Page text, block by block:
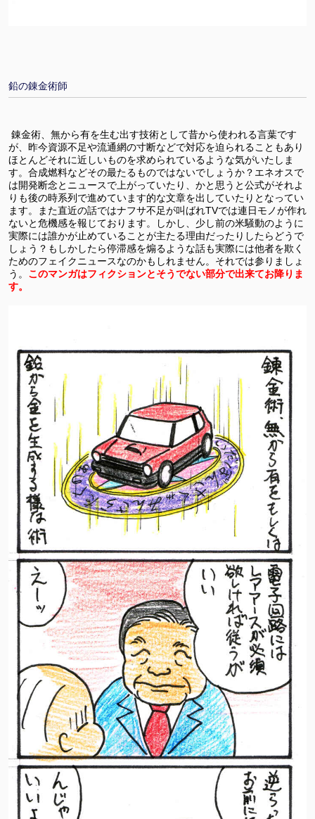
鉛の錬金術師
錬金術、無から有を生む出す技術として昔から使われる言葉です
が、昨今資源不足や流通網の寸断などで対応を迫られることもあり
ほとんどそれに近しいものを求められているような気がいたしま
す。合成燃料などその最たるものではないでしょうか？エネオスで
は開発断念とニュースで上がっていたり、かと思うと公式がそれよ
りも後の時系列で進めています的な文章を出していたりとなってい
ます。また直近の話ではナフサ不足が叫ばれTVでは連日モノが作れ
ないと危機感を報じております。しかし、少し前の米騒動のように
実際には誰かが止めていることが主たる理由だったりしたらどうで
しょう？もしかしたら停滞感を煽るような話も実際には他者を欺く
ためのフェイクニュースなのかもしれません。それでは参りましょ
う。 このマンガはフィクションとそうでない部分で出来てお降りま
す。